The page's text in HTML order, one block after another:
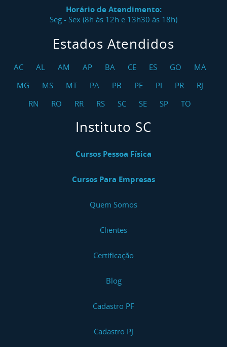
Horário de Atendimento:
Seg - Sex (8h às 12h e 13h30 às 18h)
Estados Atendidos
AC AL AM AP BA CE ES GO
MA
MG
MS MT PA PB PE PI PR
RJ
RN
RO RR RS SC SE SP TO
Instituto SC
Cursos Pessoa Física
Cursos Para Empresas
Quem Somos
Clientes
Certificação
Blog
Cadastro PF
Cadastro PJ